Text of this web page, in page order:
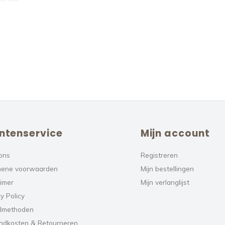
voorwaarden
Policy
& Retourneren
Mijn account
Registreren
Mijn bestellingen
Mijn verlanglijst